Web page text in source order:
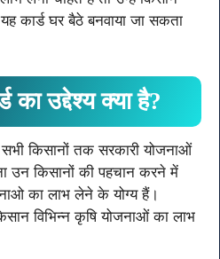
कार्ड घर बैठे बनवाया जा सकता
का उद्देश्य क्या है?
सभी किसानों तक सरकारी योजनाओं
उन किसानों की पहचान करने में
का लाभ लेने के योग्य हैं।
विभिन्न कृषि योजनाओं का लाभ